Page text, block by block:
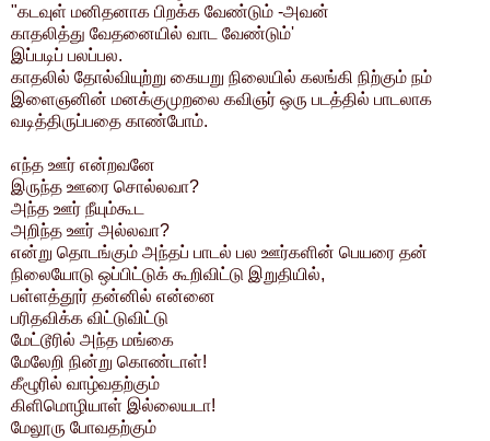
"கடவுள் மனிதனாக பிறக்க வேண்டும் -அவன்
காதலித்து வேதனையில் வாட வேண்டும்'
இப்படிப் பலப்பல.
காதலில் தோல்வியுற்று கையறு நிலையில் கலங்கி நிற்கும் நம்
இளைஞனின் மனக்குமுறலை கவிஞர் ஒரு படத்தில் பாடலாக
வடித்திருப்பதை காண்போம்.
எந்த ஊர் என்றவனே
இருந்த ஊரை சொல்லவா?
அந்த ஊர் நீயும்கூட
அறிந்த ஊர் அல்லவா?
என்று தொடங்கும் அந்தப் பாடல் பல ஊர்களின் பெயரை தன்
நிலையோடு ஒப்பிட்டுக் கூறிவிட்டு இறுதியில்,
பள்ளத்தூர் தன்னில் என்னை
பரிதவிக்க விட்டுவிட்டு
மேட்டூரில் அந்த மங்கை
மேலேறி நின்று கொண்டாள்!
கீழூரில் வாழ்வதற்கும்
கிளிமொழியாள் இல்லையடா!
மேலூரு போவதற்கும்